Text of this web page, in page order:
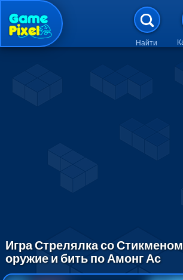
Перейти к
Найти
Игра Стрелялка со
оружие и бить по Амонг Ас